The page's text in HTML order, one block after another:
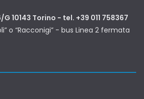
10143 Torino - tel. +39 011 758367
o “Racconigi” - bus Linea 2 fermata